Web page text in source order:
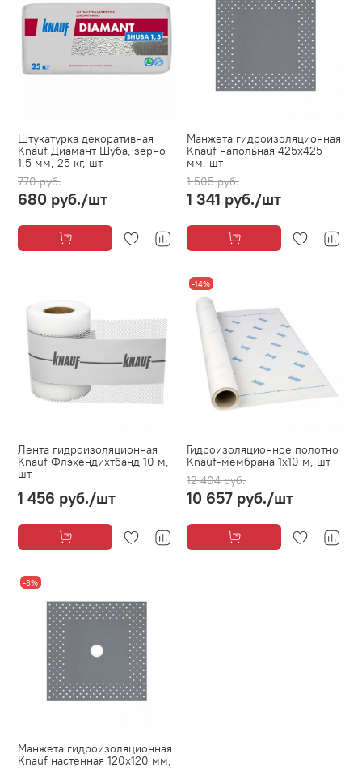
Штукатурка декоративная
Knauf Диамант Шуба, зерно
1,5 мм, 25 кг, шт
770 руб.
680 руб./шт
Манжета гидроизоляционная
Knauf напольная 425х425
мм, шт
1 505 руб.
1 341 руб./шт
Лента гидроизоляционная
Knauf Флэхендихтбанд 10 м,
шт
1 456 руб./шт
-14%
Гидроизоляционное полотно
Knauf-мембрана 1х10 м, шт
12 404 руб.
10 657 руб./шт
-8%
Манжета гидроизоляционная
Knauf настенная 120х120 мм,